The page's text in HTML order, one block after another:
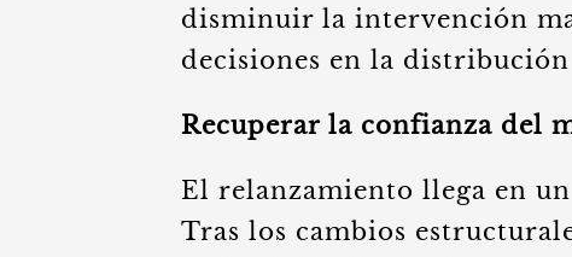
disminuir la intervención
decisiones en la
Recuperar la confianza del
El relanzamiento llega en
Tras los cambios